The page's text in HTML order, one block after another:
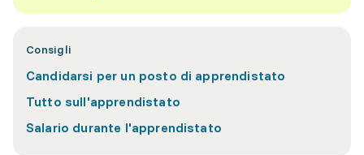
Consigli
Candidarsi per un posto di apprendistato
Tutto sull'apprendistato
Salario durante l'apprendistato